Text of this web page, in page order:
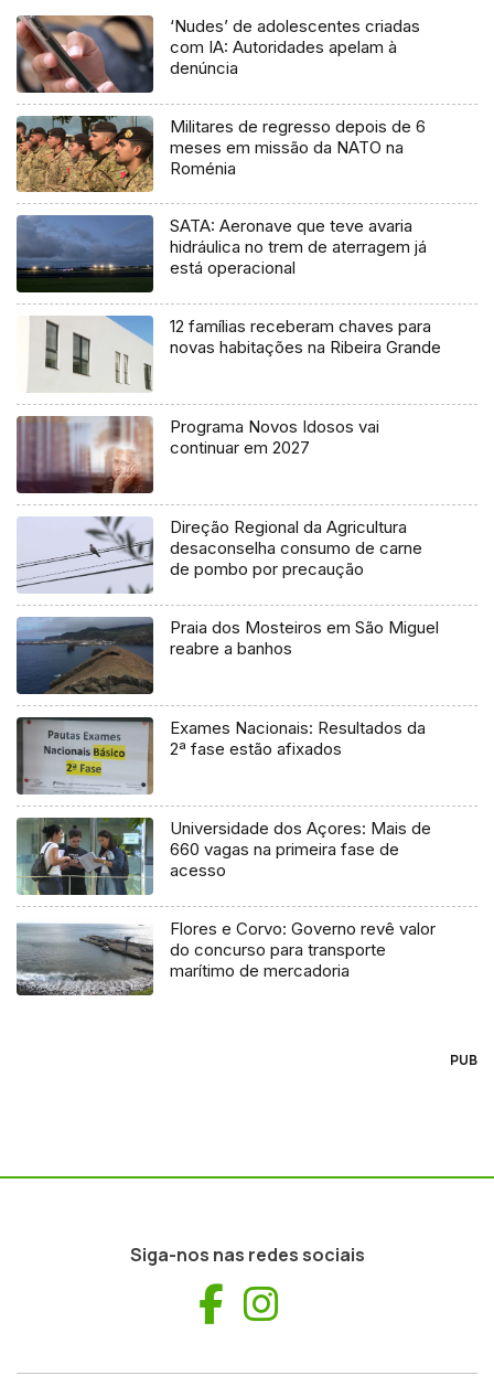
‘Nudes’ de adolescentes criadas
com IA: Autoridades apelam à
denúncia
Militares de regresso depois de 6
meses em missão da NATO na
Roménia
SATA: Aeronave que teve avaria
hidráulica no trem de aterragem já
está operacional
12 famílias receberam chaves para
novas habitações na Ribeira Grande
Programa Novos Idosos vai
continuar em 2027
Direção Regional da Agricultura
desaconselha consumo de carne
de pombo por precaução
Praia dos Mosteiros em São Miguel
reabre a banhos
Exames Nacionais: Resultados da
2ª fase estão afixados
Universidade dos Açores: Mais de
660 vagas na primeira fase de
acesso
Flores e Corvo: Governo revê valor
do concurso para transporte
marítimo de mercadoria
PUB
Siga-nos nas redes sociais
Facebook